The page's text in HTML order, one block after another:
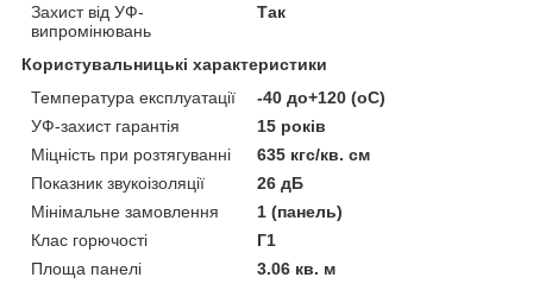
Захист від УФ-
випромінювань
Так
Користувальницькі характеристики
Температура експлуатації
-40 до+120 (оС)
УФ-захист гарантія
15 років
Міцність при розтягуванні
635 кгс/кв. см
Показник звукоізоляції
26 дБ
Мінімальне замовлення
1 (панель)
Клас горючості
Г1
Площа панелі
3.06 кв. м